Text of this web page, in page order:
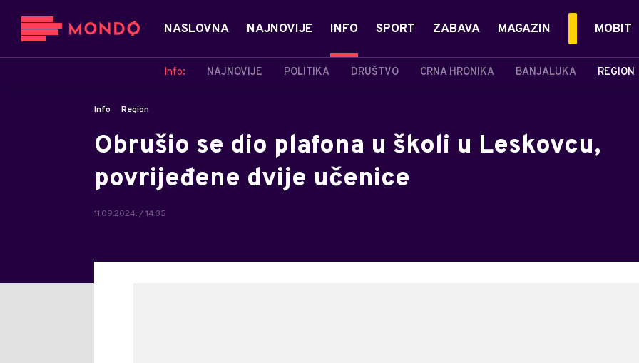
NASLOVNA NAJNOVIJE INFO
Info: NAJNOVIJE POLITIKA DRUŠTVO CRNA HRONIKA BANJALUKA REGION
SPORT ZABAVA MAGAZIN MOBIT
Info Region
Obrušio se dio plafona u školi u Leskovcu,
povrijeđene dvije učenice
11.09.2024. / 14:35